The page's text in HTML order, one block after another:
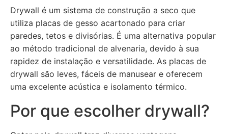
Drywall é um sistema de construção a seco que
utiliza placas de gesso acartonado para criar
paredes, tetos e divisórias. É uma alternativa popular
ao método tradicional de alvenaria, devido à sua
rapidez de instalação e versatilidade. As placas de
drywall são leves, fáceis de manusear e oferecem
uma excelente acústica e isolamento térmico.
Por que escolher drywall?